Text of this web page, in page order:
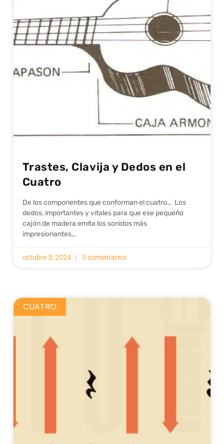
Trastes, Clavija y Dedos en el
Cuatro
De los componentes que conforman el cuatro… Los
dedos, importantes y vitales para que ese pequeño
cajón de madera emita los sonidos más
impresionantes…
octubre 3, 2024 5 comentarios
CUATRO